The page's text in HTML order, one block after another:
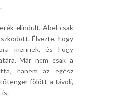
elindult, Abel csak
Élvezte, hogy
mennek, és hogy
Már nem csak a
hanem az egész
fölött a távoli,
is.